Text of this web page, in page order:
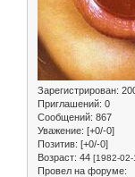
Зарегистрирован:
Приглашений: 0
Сообщений: 867
Уважение: [+0/-0]
Позитив: [+0/-0]
Возраст: 44 [1982-02-
Провел на форуме: